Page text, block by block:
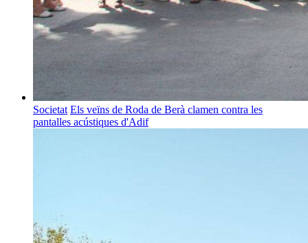
Societat Els veïns de Roda de Berà clamen contra les
pantalles acústiques d'Adif